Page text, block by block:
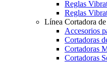
Reglas
Reglas
Línea Cortadora
Accesorios
Cortadoras
Cortadoras
Cortadoras